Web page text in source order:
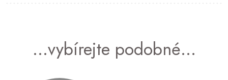
...vybírejte podobné...